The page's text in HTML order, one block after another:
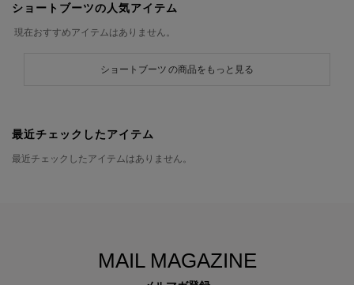
ショートブーツの人気アイテム
現在おすすめアイテムはありません。
ショートブーツ の商品をもっと見る
最近チェックしたアイテム
最近チェックしたアイテムはありません。
MAIL MAGAZINE